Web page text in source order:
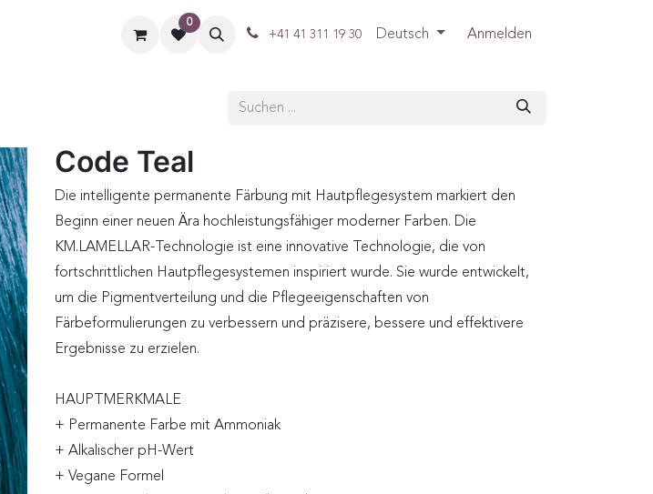
0
+41 41 311 19 30 Deutsch Anmelden
Code Teal
Die intelligente permanente Färbung mit Hautpflegesystem markiert den
Beginn einer neuen Ära hochleistungsfähiger moderner Farben. Die
KM.LAMELLAR-Technologie ist eine innovative Technologie, die von
fortschrittlichen Hautpflegesystemen inspiriert wurde. Sie wurde entwickelt,
um die Pigmentverteilung und die Pflegeeigenschaften von
Färbeformulierungen zu verbessern und präzisere, bessere und effektivere
Ergebnisse zu erzielen.
HAUPTMERKMALE
+ Permanente Farbe mit Ammoniak
+ Alkalischer pH-Wert
+ Vegane Formel